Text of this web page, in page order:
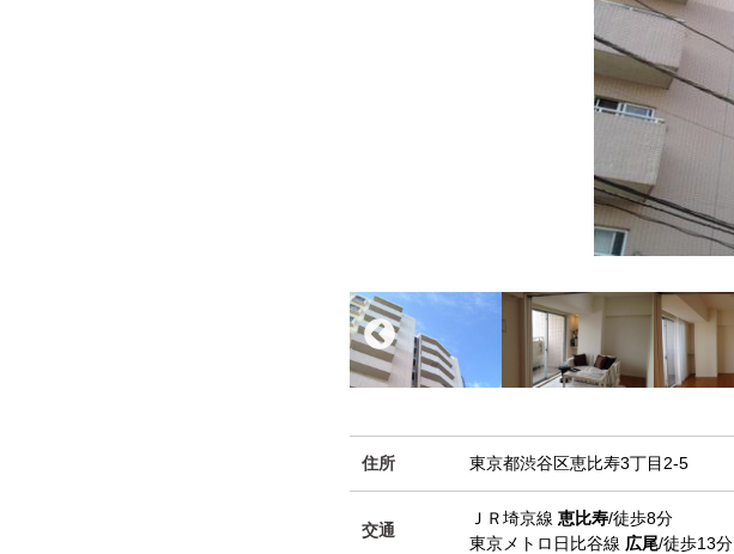
住所 東京都渋谷区恵比寿3丁目2-5
交通
ＪＲ埼京線 恵比寿/徒歩8分
東京メトロ日比谷線 広尾/徒歩13分